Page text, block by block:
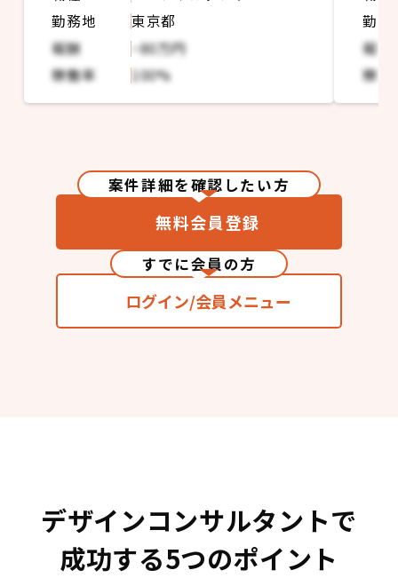
・上位工程での会議ファシリテート
勤務地
東京都
報酬
~80万円
稼働率
100%
・本
らリ
する
勤務
報酬
稼働
案件詳細を確認したい方
無料会員登録
すでに会員の方
ログイン/会員メニュー
デザインコンサルタントで
成功する5つのポイント